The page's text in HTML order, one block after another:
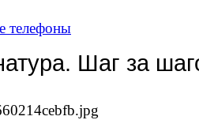
телефоны
Шаг за